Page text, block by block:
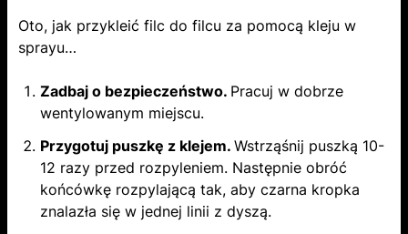
Oto, jak przykleić filc do filcu za pomocą kleju w
sprayu…
Zadbaj o bezpieczeństwo. Pracuj w dobrze
wentylowanym miejscu.
Przygotuj puszkę z klejem. Wstrząśnij puszką 10-
12 razy przed rozpyleniem. Następnie obróć
końcówkę rozpylającą tak, aby czarna kropka
znalazła się w jednej linii z dyszą.